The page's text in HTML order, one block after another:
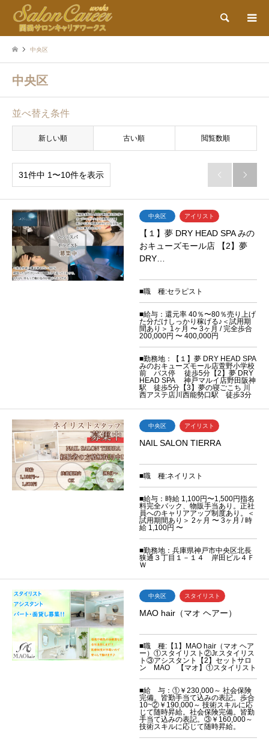
検索
中央区
中央区
並べ替え条件
新しい順 古い順 閲覧数順
31件中 1〜10件を表示  
中央区 アイリスト
【１】夢 DRY HEAD SPA みの
おキューズモール店 【2】夢
DRY…
■職 種:セラピスト
■給与：還元率 40％〜80％売り上げ
た分だけしっかり稼げる♪＜試用期
間あり＞ 1ヶ月 〜 3ヶ月 / 完全歩合
200,000円 〜 400,000円
■勤務地：【１】夢 DRY HEAD SPA
みのおキューズモール店萱野小学校
前 バス停 徒歩5分【2】夢 DRY
HEAD SPA 神戸マルイ店野田阪神
駅 徒歩5分【3】夢の寝ごこち 川
西アステ店川西能勢口駅 徒歩3分
中央区 アイリスト
NAIL SALON TIERRA
■職 種:ネイリスト
■給与：時給 1,100円〜1,500円指名
料完全バック、物販手当あり。正社
員へのキャリアアップ制度あり。＜
試用期間あり＞ 2ヶ月 〜 3ヶ月 / 時
給 1,100円 〜
■勤務地：兵庫県神戸市中央区北長
狭通３丁目１－１４ 岸田ビル４Ｆ
Ｗ
中央区 スタイリスト
MAO hair（マオ ヘアー）
■職 種:【1】MAO hair（マオ ヘア
ー）①スタイリスト②Jr.スタイリス
ト③アシスタント【2】セットサロ
ン MAO 【マオ】①スタイリスト
■給 与：①￥230,000～ 社会保険
完備。皆勤手当て込みの表記。歩合
10~②￥190,000～ 技術スキルに応
じて随時昇給。社会保険完備。皆勤
手当て込みの表記。③￥160,000～
技術スキルに応じて随時昇給。